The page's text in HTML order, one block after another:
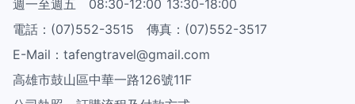
週一至週五 08:30-12:00 13:30-18:00
電話：(07)552-3515 傳真：(07)552-3517
E-Mail：tafengtravel@gmail.com
高雄市鼓山區中華一路126號11F